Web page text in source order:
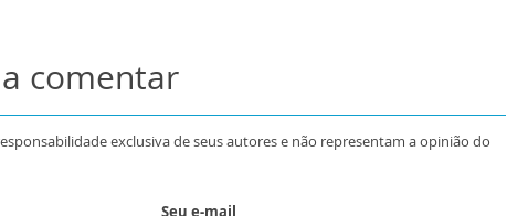
comentar
exclusiva de seus autores e não representam a opinião do
Seu e-mail